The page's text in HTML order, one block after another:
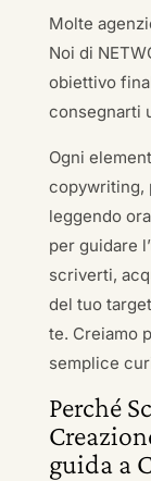
Molte
Noi di
obiettivo
consegnarti
Ogni
copywriting,
leggendo
per guidare
scriverti,
del tuo
te. Creiamo
semplice
Perché
guida a